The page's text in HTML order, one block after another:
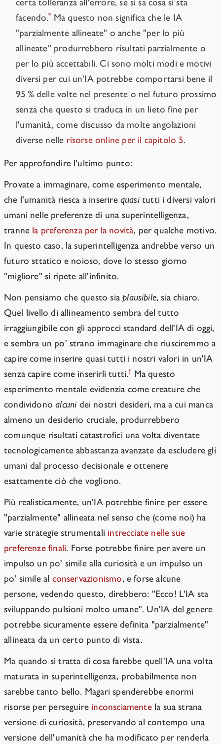
certa tolleranza all'errore, se si sa cosa si sta
facendo.* Ma questo non significa che le IA
"parzialmente allineate" o anche "per lo più
allineate" produrrebbero risultati parzialmente o
per lo più accettabili. Ci sono molti modi e motivi
diversi per cui un'IA potrebbe comportarsi bene il
95 % delle volte nel presente o nel futuro prossimo
senza che questo si traduca in un lieto fine per
l'umanità, come discusso da molte angolazioni
diverse nelle risorse online per il capitolo 5.
Per approfondire l'ultimo punto:
Provate a immaginare, come esperimento mentale,
che l'umanità riesca a inserire quasitutti i diversi valori
umani nelle preferenze di una superintelligenza,
tranne la preferenza per la novità, per qualche motivo.
In questo caso, la superintelligenza andrebbe verso un
futuro sttatico e noioso, dove lo stesso giorno
"migliore" si ripete all'infinito.
Non pensiamo che questo siaplausibile, sia chiaro.
Quel livello di allineamento sembra del tutto
irraggiungibile con gli approcci standard dell'IA di oggi,
e sembra un po' strano immaginare che riusciremmo a
capire come inserire quasi tutti i nostri valori in un'IA
senza capire come inserirli tutti.† Ma questo
esperimento mentale evidenzia come creature che
condividonoalcuni dei nostri desideri, ma a cui manca
almeno un desiderio cruciale, produrrebbero
comunque risultati catastrofici una volta diventate
tecnologicamente abbastanza avanzate da escludere gli
umani dal processo decisionale e ottenere
esattamente ciò che vogliono.
Più realisticamente, un'IA potrebbe finire per essere
"parzialmente" allineata nel senso che (come noi) ha
varie strategie strumentali intrecciate nelle sue
preferenze finali. Forse potrebbe finire per avere un
impulso un po' simile alla curiosità e un impulso un
po' simile al conservazionismo, e forse alcune
persone, vedendo questo, direbbero: "Ecco! L'IA sta
sviluppando pulsioni molto umane". Un'IA del genere
potrebbe sicuramente essere definita "parzialmente"
allineata da un certo punto di vista.
Ma quando si tratta di cosa farebbe quell'IA una volta
maturata in superintelligenza, probabilmente non
sarebbe tanto bello. Magari spenderebbe enormi
risorse per perseguire inconsciamentela sua strana
versione di curiosità, preservando al contempo una
versione dell'umanità che ha modificato per renderla